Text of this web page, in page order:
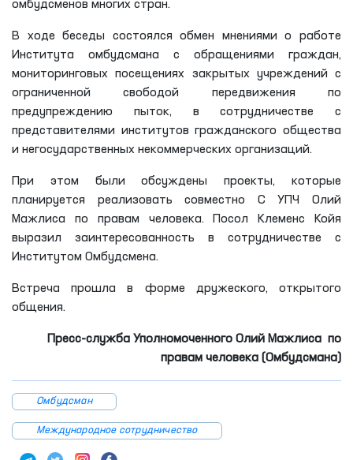
омбудсменов многих стран.
В ходе беседы состоялся обмен мнениями о работе
Института омбудсмана с обращениями граждан,
мониторинговых посещениях закрытых учреждений с
ограниченной свободой передвижения по
предупреждению пыток, в сотрудничестве с
представителями институтов гражданского общества
и негосударственных некоммерческих организаций.
При этом были обсуждены проекты, которые
планируется реализовать совместно С УПЧ Олий
Мажлиса по правам человека. Посол Клеменс Койя
выразил заинтересованность в сотрудничестве с
Институтом Омбудсмена.
Встреча прошла в форме дружеского, открытого
общения.
Пресс-служба Уполномоченного Олий Мажлиса по
правам человека (Омбудсмана)
Омбудсман
Международное сотрудничество